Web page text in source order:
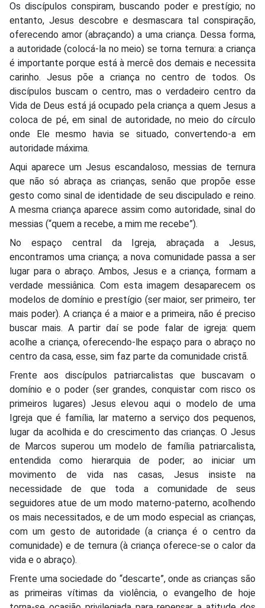
Os discípulos conspiram, buscando poder e prestígio; no
entanto, Jesus descobre e desmascara tal conspiração,
oferecendo amor (abraçando) a uma criança. Dessa forma,
a autoridade (colocá-la no meio) se torna ternura: a criança
é importante porque está à mercê dos demais e necessita
carinho. Jesus põe a criança no centro de todos. Os
discípulos buscam o centro, mas o verdadeiro centro da
Vida de Deus está já ocupado pela criança a quem Jesus a
coloca de pé, em sinal de autoridade, no meio do círculo
onde Ele mesmo havia se situado, convertendo-a em
autoridade máxima.
Aqui aparece um Jesus escandaloso, messias de ternura
que não só abraça as crianças, senão que propõe esse
gesto como sinal de identidade de seu discipulado e reino.
A mesma criança aparece assim como autoridade, sinal do
messias (“quem a recebe, a mim me recebe”).
No espaço central da Igreja, abraçada a Jesus,
encontramos uma criança; a nova comunidade passa a ser
lugar para o abraço. Ambos, Jesus e a criança, formam a
verdade messiânica. Com esta imagem desaparecem os
modelos de domínio e prestígio (ser maior, ser primeiro, ter
mais poder). A criança é a maior e a primeira, não é preciso
buscar mais. A partir daí se pode falar de igreja: quem
acolhe a criança, oferecendo-lhe espaço para o abraço no
centro da casa, esse, sim faz parte da comunidade cristã.
Frente aos discípulos patriarcalistas que buscavam o
domínio e o poder (ser grandes, conquistar com risco os
primeiros lugares) Jesus elevou aqui o modelo de uma
Igreja que é família, lar materno a serviço dos pequenos,
lugar da acolhida e do crescimento das crianças. O Jesus
de Marcos superou um modelo de família patriarcalista,
entendida como hierarquia de poder; ao iniciar um
movimento de vida nas casas, Jesus insiste na
necessidade de que toda a comunidade de seus
seguidores atue de um modo materno-paterno, acolhendo
os mais necessitados, e de um modo especial as crianças,
com um gesto de autoridade (a criança é o centro da
comunidade) e de ternura (à criança oferece-se o calor da
vida e o abraço).
Frente uma sociedade do “descarte”, onde as crianças são
as primeiras vítimas da violência, o evangelho de hoje